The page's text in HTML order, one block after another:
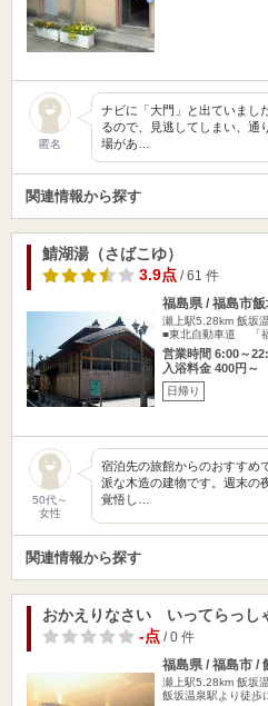
匿名
ナビに「大門」と出ていまし
るので、見逃してしまい、通
場があ…
関連情報から探す
鯖湖湯（さばこゆ）
3.9点/ 61 件
福島県 / 福島市
瀬上駅5.28km 飯坂
■東北自動車道 「
営業時間 6:00～
入浴料金 400円～
日帰り
50代～
女性
宿泊先の旅館からのおすすめ
派な木造の建物です。週末の
覚悟し…
関連情報から探す
おかえりなさい いってらっ
-点/ 0 件
福島県 / 福島市 /
瀬上駅5.28km 飯坂
飯坂温泉駅より徒歩